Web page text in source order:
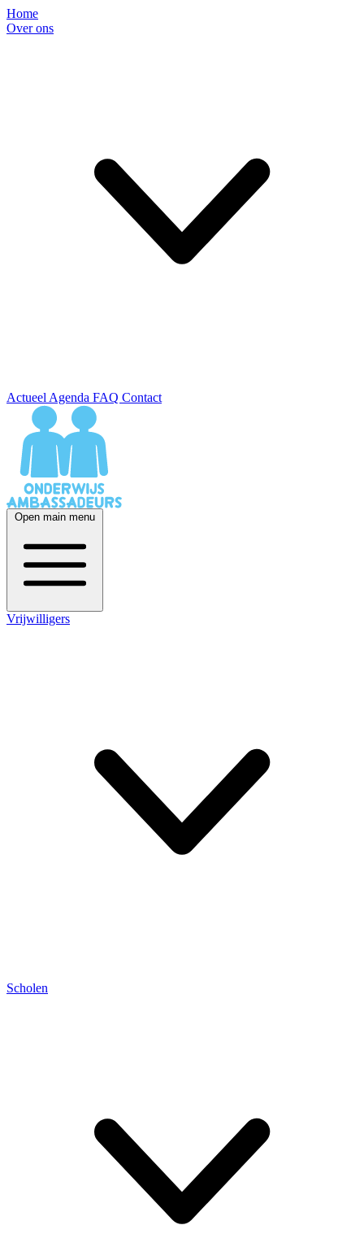
Home
Over ons
Actueel Agenda FAQ Contact
Open main menu
Vrijwilligers
Scholen